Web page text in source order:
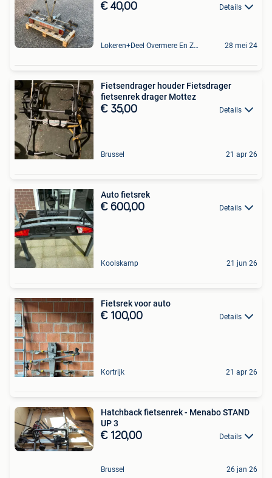
€ 40,00 Details
Lokeren+Deel Overmere En Zele 28 mei 24
Fietsendrager houder Fietsdrager
fietsenrek drager Mottez
€ 35,00 Details
Brussel 21 apr 26
Auto fietsrek
€ 600,00 Details
Koolskamp 21 jun 26
Fietsrek voor auto
€ 100,00 Details
Kortrijk 21 apr 26
Hatchback fietsenrek - Menabo STAND
UP 3
€ 120,00 Details
Brussel 26 jan 26